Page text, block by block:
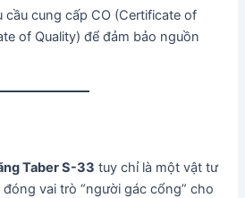
cầu cung cấp CO (Certificate of
of Quality) để đảm bảo nguồn
Taber S-33 tuy chỉ là một vật tư
vai trò “người gác cổng” cho